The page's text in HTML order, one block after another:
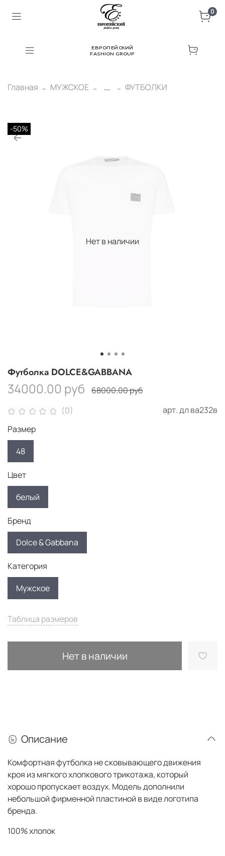
0
ЕВРОПЕЙСКИЙ
FASHION GROUP
Главная МУЖСКОЕ ... ФУТБОЛКИ
Нет в наличии
-50%
(0) арт.дл ва232в
Футболка DOLCE&GABBANA
34000.00 руб 68000.00 руб
Таблица размеров
Нет в наличии
Размер
48
Цвет
белый
Бренд
Dolce & Gabbana
Категория
Мужское
Описание
Комфортная футболка не сковывающего движения
кроя из мягкого хлопкового трикотажа, который
хорошо пропускает воздух. Модель дополнили
небольшой фирменной пластиной в виде логотипа
бренда.
100% хлопок